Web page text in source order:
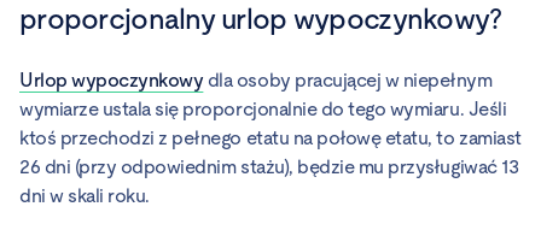
proporcjonalny urlop wypoczynkowy?
Urlop wypoczynkowy dla osoby pracującej w niepełnym
wymiarze ustala się proporcjonalnie do tego wymiaru. Jeśli
ktoś przechodzi z pełnego etatu na połowę etatu, to zamiast
26 dni (przy odpowiednim stażu), będzie mu przysługiwać 13
dni w skali roku.